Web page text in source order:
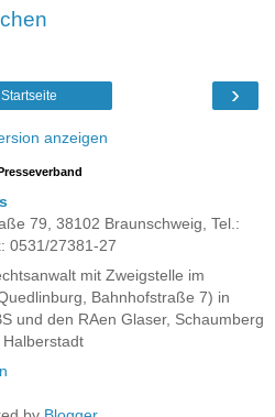
›
Startseite
anzeigen
79, 38102 Braunschweig, Tel.:
0531/27381-27
mit Zweigstelle im
Bahnhofstraße 7) in
und den RAen Glaser, Schaumberg